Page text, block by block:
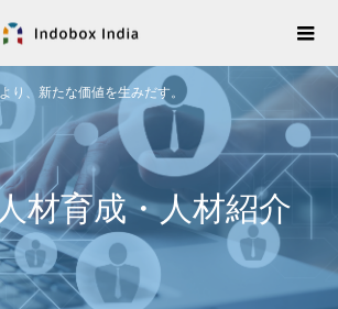
り、新たな価値を生みだす。
材育成・人材紹介